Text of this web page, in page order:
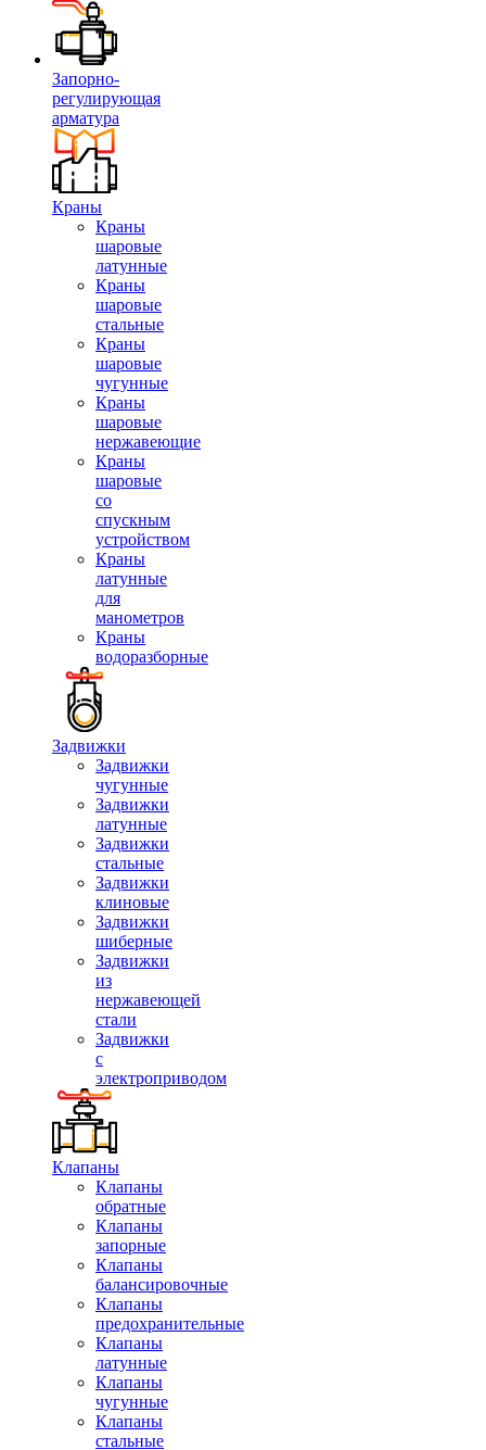
Запорно-
регулирующая
арматура
Краны
Краны
шаровые
латунные
Краны
шаровые
стальные
Краны
шаровые
чугунные
Краны
шаровые
нержавеющие
Краны
шаровые
со
спускным
устройством
Краны
латунные
для
манометров
Краны
водоразборные
Задвижки
Задвижки
чугунные
Задвижки
латунные
Задвижки
стальные
Задвижки
клиновые
Задвижки
шиберные
Задвижки
из
нержавеющей
стали
Задвижки
с
электроприводом
Клапаны
Клапаны
обратные
Клапаны
запорные
Клапаны
балансировочные
Клапаны
предохранительные
Клапаны
латунные
Клапаны
чугунные
Клапаны
стальные